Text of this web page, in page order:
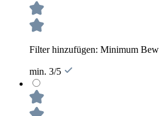
Filter hinzufügen: Minimum
min. 3/5